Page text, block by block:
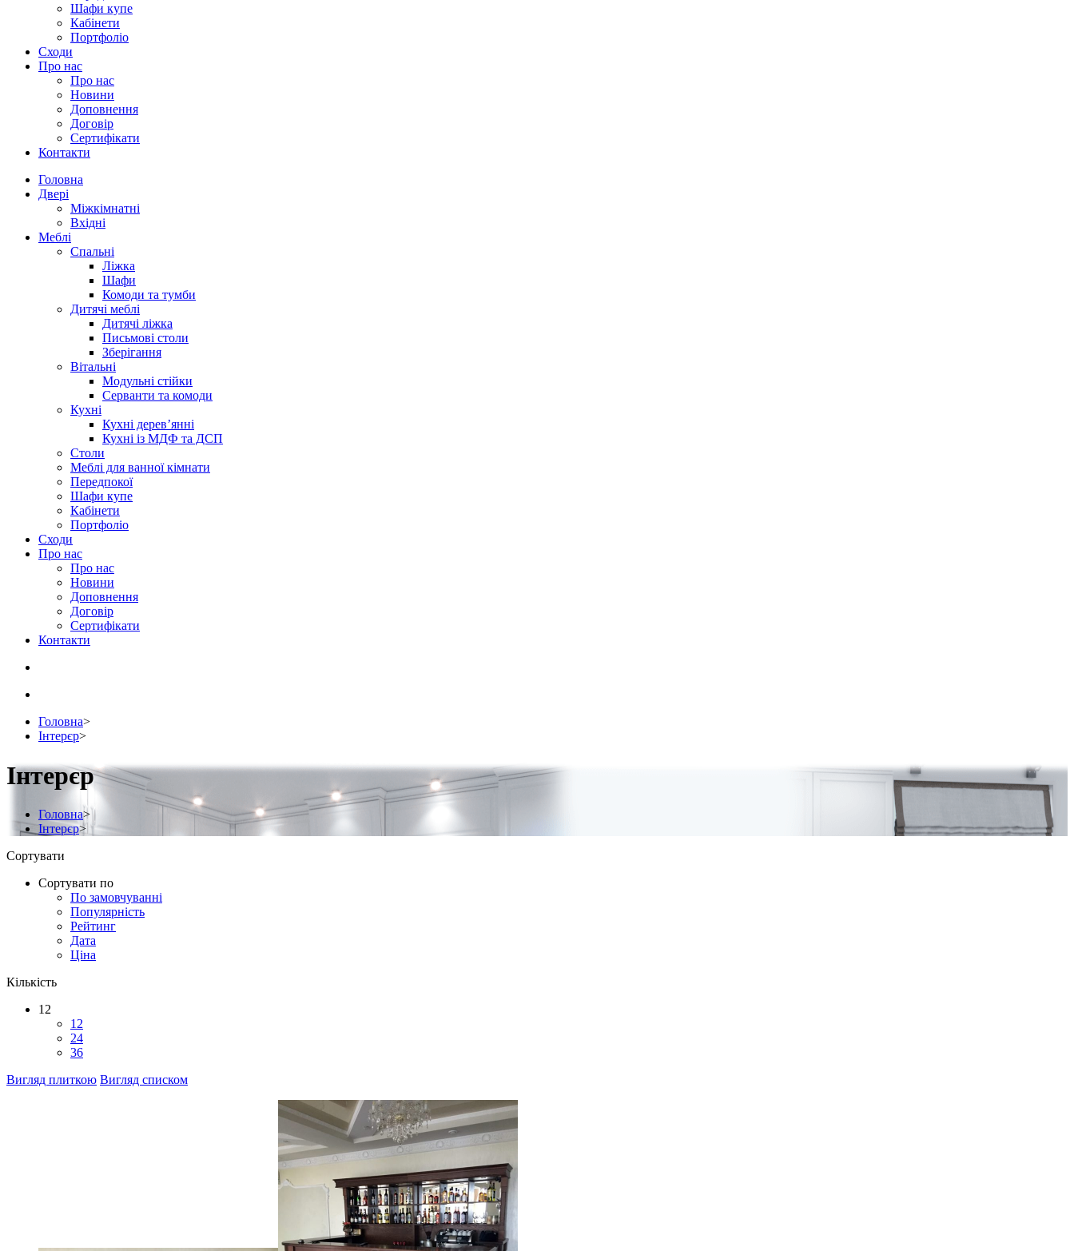
Шафи купе
Кабінети
Портфоліо
Сходи
Про нас
Про нас
Новини
Доповнення
Договір
Сертифікати
Контакти
Головна
Двері
Міжкімнатні
Вхідні
Меблі
Спальні
Ліжка
Шафи
Комоди та тумби
Дитячі меблі
Дитячі ліжка
Письмові столи
Зберігання
Вітальні
Модульні стійки
Серванти та комоди
Кухні
Кухні дерев’янні
Кухні із МДФ та ДСП
Cтоли
Меблі для ванної кімнати
Передпокої
Шафи купе
Кабінети
Портфоліо
Сходи
Про нас
Про нас
Новини
Доповнення
Договір
Сертифікати
Контакти
Головна>
Інтерєр>
Інтерєр
Головна>
Інтерєр>
Сортувати
Сортувати по
По замовчуванні
Популярність
Рейтинг
Дата
Ціна
Кількість
12
12
24
36
Вигляд плиткою Вигляд списком